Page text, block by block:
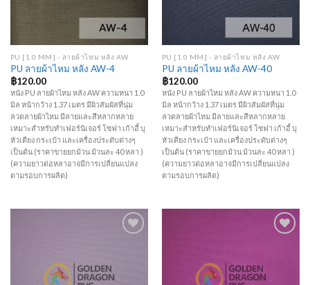
PU [1.0 MM] - ลายผ้าไหม หลัง AW
PU ลายผ้าไหม หลัง AW-4
฿120.00
หนัง PU ลายผ้าไหม หลัง AW ความหนา 1.0
มิล หน้ากว้าง 1.37 เมตร มีผิวสัมผัสที่นุ่ม
ลวดลายผ้าไหม มีลายและสีหลากหลาย
เหมาะสำหรับทำเฟอร์นิเจอร์ โซฟา เก้าอี้ บุ
หัวเตียง กระเป๋า และเครื่องประดับต่างๆ
เป็นต้น (ราคาขายยกม้วน ม้วนละ 40 หลา )
(ความยาวต่อหลาอาจมีการเปลี่ยนแปลง
ตามรอบการผลิต)
PU [1.0 MM] - ลายผ้าไหม หลัง AW
PU ลายผ้าไหม หลัง AW-40
฿120.00
หนัง PU ลายผ้าไหม หลัง AW ความหนา 1.0
มิล หน้ากว้าง 1.37 เมตร มีผิวสัมผัสที่นุ่ม
ลวดลายผ้าไหม มีลายและสีหลากหลาย
เหมาะสำหรับทำเฟอร์นิเจอร์ โซฟา เก้าอี้ บุ
หัวเตียง กระเป๋า และเครื่องประดับต่างๆ
เป็นต้น (ราคาขายยกม้วน ม้วนละ 40 หลา )
(ความยาวต่อหลาอาจมีการเปลี่ยนแปลง
ตามรอบการผลิต)
Wishlist
Wishlist